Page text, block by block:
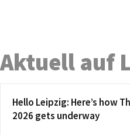
Aktuell auf
Hello Leipzig: Here’s how
2026 gets underway